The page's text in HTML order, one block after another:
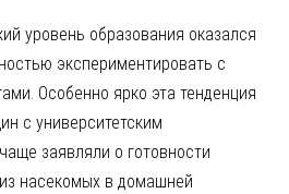
уровень образования оказался
экспериментировать с
Особенно ярко эта тенденция
с университетским
заявляли о готовности
насекомых в домашней